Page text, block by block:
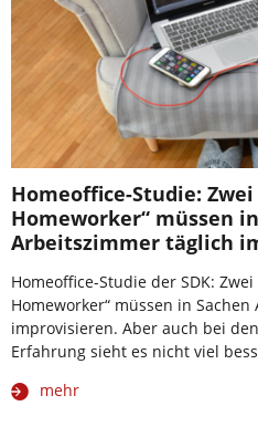
Homeoffice-Studie:
Homeworker“ müssen
Arbeitszimmer täglich
Homeoffice-Studie der SDK:
Homeworker“ müssen in
improvisieren. Aber auch bei
Erfahrung sieht es nicht viel
mehr